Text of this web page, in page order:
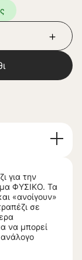
για την
ΦΥΣΙΚΟ. Τα
«ανοίγουν»
σε
να μπορεί